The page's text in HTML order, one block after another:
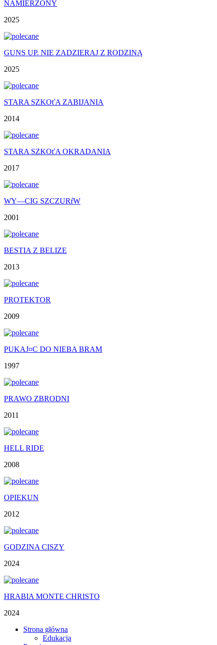
NAMIERZONY
2025
GUNS UP. NIE ZADZIERAJ Z RODZINĄ
2025
STARA SZKOťA ZABIJANIA
2014
STARA SZKOťA OKRADANIA
2017
WY—CIG SZCZURŕW
2001
BESTIA Z BELIZE
2013
PROTEKTOR
2009
PUKAJ¤C DO NIEBA BRAM
1997
PRAWO ZBRODNI
2011
HELL RIDE
2008
OPIEKUN
2012
GODZINA CISZY
2024
HRABIA MONTE CHRISTO
2024
Strona główna
Edukacja